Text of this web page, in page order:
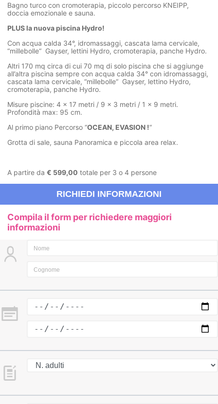
Bagno turco con cromoterapia, piccolo percorso KNEIPP,
doccia emozionale e sauna.
PLUS la nuova piscina Hydro!
Con acqua calda 34°, idromassaggi, cascata lama cervicale,
“millebolle“ Gayser, lettini Hydro, cromoterapia, panche Hydro.
Altri 170 mq circa di cui 70 mq di solo piscina che si aggiunge
all’altra piscina sempre con acqua calda 34° con idromassaggi,
cascata lama cervicale, “millebolle“ Gayser, lettino Hydro,
cromoterapia, panche Hydro.
Misure piscine: 4 x 17 metri / 9 x 3 metri / 1 x 9 metri.
Profondità max: 95 cm.
Al primo piano Percorso “OCEAN, EVASION !“
Grotta di sale, sauna Panoramica e piccola area relax.
A partire da € 599,00 totale per 3 o 4 persone
RICHIEDI INFORMAZIONI
Compila il form per richiedere maggiori
informazioni